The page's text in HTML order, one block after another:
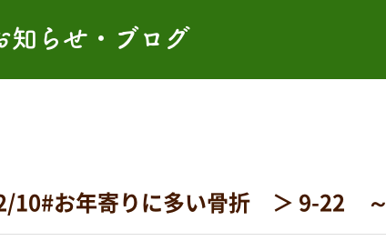
知らせ・ブログ
お年寄りに多い骨折 ＞ 9-22 ～